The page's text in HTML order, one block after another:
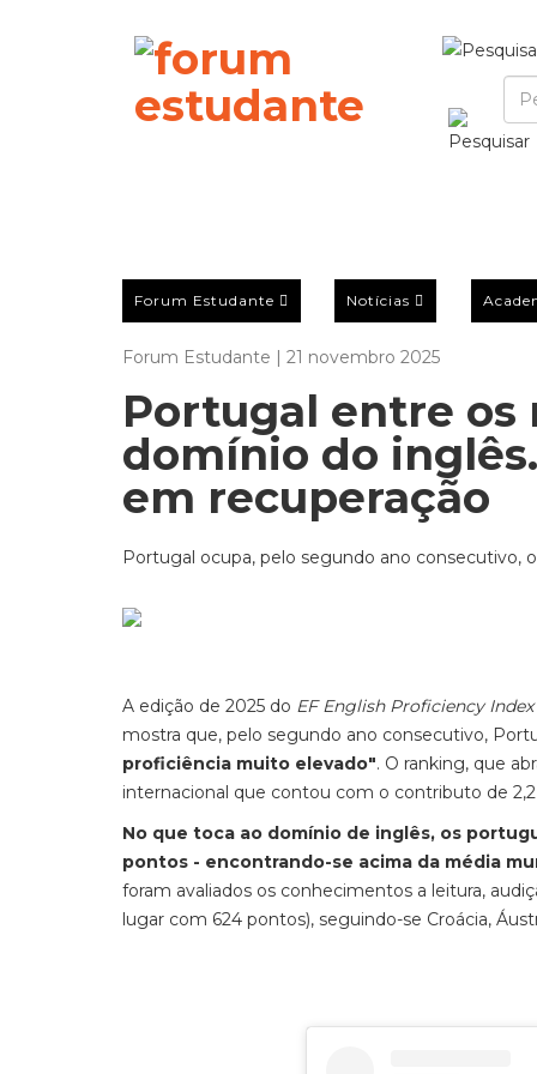
Forum Estudante Notícias
Forum Estudante | 21 novembro 2025
Portugal entre os
domínio do
em recuperação
Portugal ocupa, pelo segundo ano consecutivo, o
A edição de 2025 do EF English Proficiency Index
mostra que, pelo segundo ano consecutivo,
proficiência muito elevado". O ranking, que
internacional que contou com o contributo de
No que toca ao domínio de inglês, os
pontos - encontrando-se acima da média
foram avaliados os conhecimentos a leitura,
lugar com 624 pontos), seguindo-se Croácia,